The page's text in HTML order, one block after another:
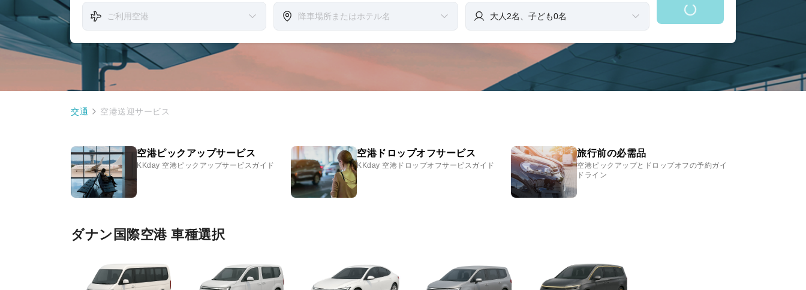
交通 空港送迎サービス
空港ピックアップサービス
KKday 空港ピックアップサービスガイド
空港ドロップオフサービス
KKday 空港ドロップオフサービスガイド
旅行前の必需品
空港ピックアップとドロップオフの予約ガイ
ドライン
ダナン国際空港 車種選択